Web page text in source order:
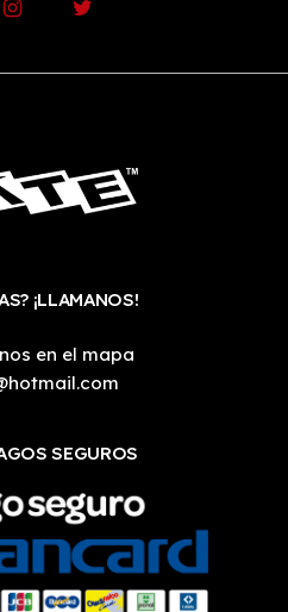
¡LLAMANOS!
en el mapa
SEGUROS